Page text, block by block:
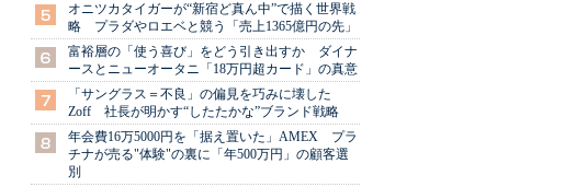
オニツカタイガーが“新宿ど真ん中”で描く世界戦
略 プラダやロエベと競う「売上1365億円の先」
富裕層の「使う喜び」をどう引き出すか ダイナ
ースとニューオータニ「18万円超カード」の真意
「サングラス＝不良」の偏見を巧みに壊した
Zoff 社長が明かす“したたかな”ブランド戦略
年会費16万5000円を「据え置いた」AMEX プラ
チナが売る"体験"の裏に「年500万円」の顧客選
別